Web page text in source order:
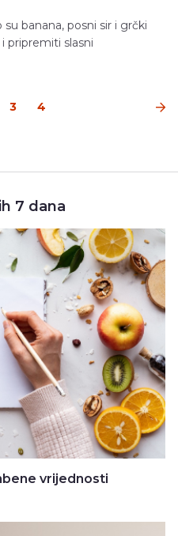
banana, posni sir i grčki
pripremiti slasni
3 4
7 dana
vrijednosti